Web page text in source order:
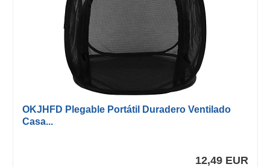
OKJHFD Plegable Portátil Duradero Ventilado
Casa...
12,49 EUR